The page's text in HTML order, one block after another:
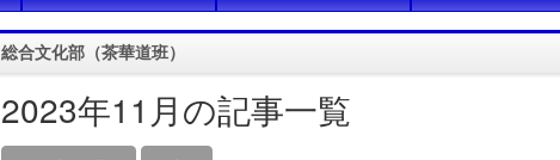
総合文化部（茶華道班）
2023年11月の記事一覧